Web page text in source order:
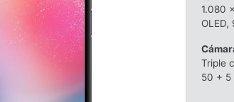
1.080
OLED,
Triple
50 + 5